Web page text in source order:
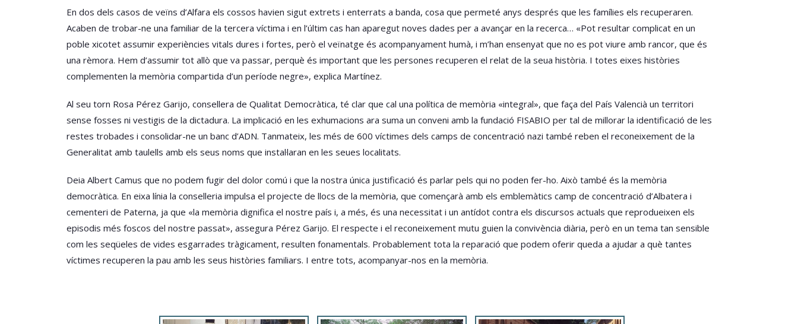
En dos dels casos de veïns d’Alfara els cossos havien sigut extrets i enterrats a banda, cosa que permeté anys després que les famílies els recuperaren.
Acaben de trobar-ne una familiar de la tercera víctima i en l’últim cas han aparegut noves dades per a avançar en la recerca… «Pot resultar complicat en un
poble xicotet assumir experiències vitals dures i fortes, però el veïnatge és acompanyament humà, i m’han ensenyat que no es pot viure amb rancor, que és
una rèmora. Hem d’assumir tot allò que va passar, perquè és important que les persones recuperen el relat de la seua història. I totes eixes històries
complementen la memòria compartida d’un període negre», explica Martínez.
Al seu torn Rosa Pérez Garijo, consellera de Qualitat Democràtica, té clar que cal una política de memòria «integral», que faça del País Valencià un territori
sense fosses ni vestigis de la dictadura. La implicació en les exhumacions ara suma un conveni amb la fundació FISABIO per tal de millorar la identificació de les
restes trobades i consolidar-ne un banc d’ADN. Tanmateix, les més de 600 víctimes dels camps de concentració nazi també reben el reconeixement de la
Generalitat amb taulells amb els seus noms que instal·laran en les seues localitats.
Deia Albert Camus que no podem fugir del dolor comú i que la nostra única justificació és parlar pels qui no poden fer-ho. Això també és la memòria
democràtica. En eixa línia la conselleria impulsa el projecte de llocs de la memòria, que començarà amb els emblemàtics camp de concentració d’Albatera i
cementeri de Paterna, ja que «la memòria dignifica el nostre país i, a més, és una necessitat i un antídot contra els discursos actuals que reprodueixen els
episodis més foscos del nostre passat», assegura Pérez Garijo. El respecte i el reconeixement mutu guien la convivència diària, però en un tema tan sensible
com les seqüeles de vides esgarrades tràgicament, resulten fonamentals. Probablement tota la reparació que podem oferir queda a ajudar a què tantes
víctimes recuperen la pau amb les seus històries familiars. I entre tots, acompanyar-nos en la memòria.